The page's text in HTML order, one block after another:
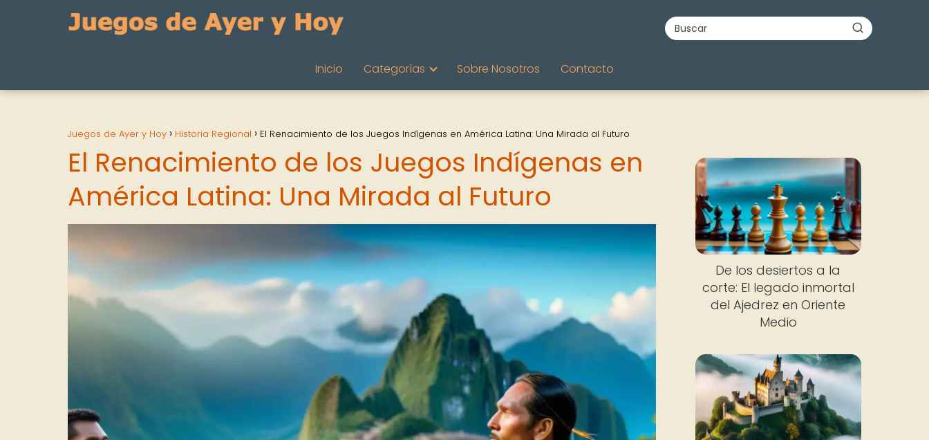
Inicio Categorías Sobre Nosotros Contacto
Juegos de Ayer y Hoy Historia Regional El Renacimiento de los Juegos Indígenas en América Latina: Una Mirada al Futuro
El Renacimiento de los Juegos Indígenas en
América Latina: Una Mirada al Futuro
De los desiertos a la
corte: El legado inmortal
del Ajedrez en Oriente
Medio